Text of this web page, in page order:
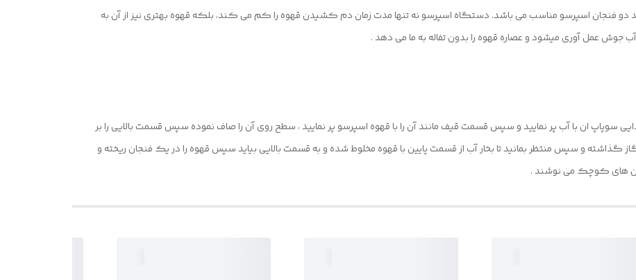
دو فنجان اسپرسو مناسب می باشد. دستگاه اسپرسو نه تنها مدت زمان دم کشیدن قهوه را کم می کند، بلکه قهوه بهتری نیز از آن به
جوش عمل آوری میشود و عصاره قهوه را بدون تفاله به ما می دهد .
سوپاپ ان با آب پر نمایید و سپس قسمت قیف مانند آن را با قهوه اسپرسو پر نمایید ، سطح روی آن را صاف نموده سپس قسمت بالایی را بر
و سپس منتظر بمانید تا بخار آب از قسمت پایین با قهوه مخلوط شده و به قسمت بالایی بیاید سپس قهوه را در یک فنجان ریخته و
های کوچک می نوشند .